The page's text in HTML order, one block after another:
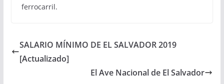
ferrocarril.
SALARIO MÍNIMO DE EL SALVADOR 2019
[Actualizado]
El Ave Nacional de El Salvador